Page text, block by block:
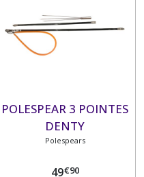
POLESPEAR 3 POINTES
DENTY
Polespears
49€90